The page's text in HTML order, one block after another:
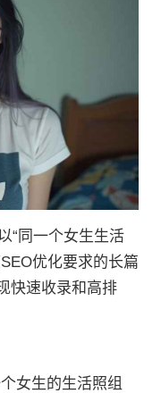
“同一个女生生活
优化要求的长篇
快速收录和高排
女生的生活照组